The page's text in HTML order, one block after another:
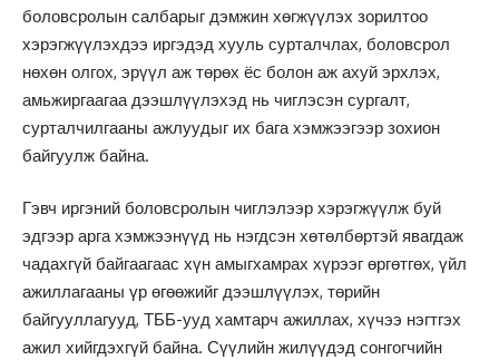
боловсролын салбарыг дэмжин хөгжүүлэх зорилтоо
хэрэгжүүлэхдээ иргэдэд хууль сурталчлах, боловсрол
нөхөн олгох, эрүүл аж төрөх ёс болон аж ахуй эрхлэх,
амьжиргаагаа дээшлүүлэхэд нь чиглэсэн сургалт,
сурталчилгааны ажлуудыг их бага хэмжээгээр зохион
байгуулж байна.
Гэвч иргэний боловсролын чиглэлээр хэрэгжүүлж буй
эдгээр арга хэмжээнүүд нь нэгдсэн хөтөлбөртэй явагдаж
чадахгүй байгаагаас хүн амыгхамрах хүрээг өргөтгөх, үйл
ажиллагааны үр өгөөжийг дээшлүүлэх, төрийн
байгууллагууд, ТББ-ууд хамтарч ажиллах, хүчээ нэгтгэх
ажил хийгдэхгүй байна. Сүүлийн жилүүдэд сонгогчийн